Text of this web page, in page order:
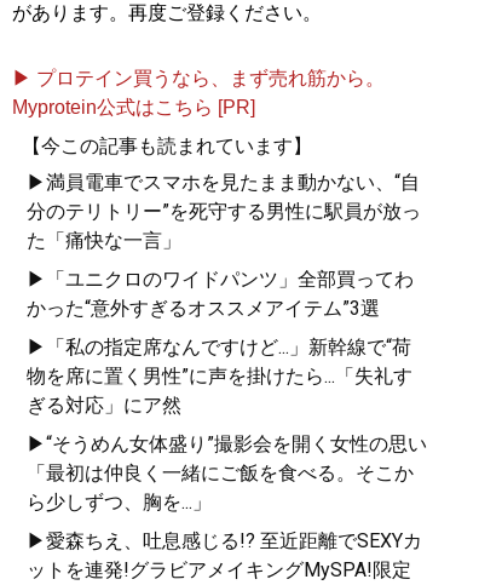
があります。再度ご登録ください。
▶ プロテイン買うなら、まず売れ筋から。
Myprotein公式はこちら [PR]
【今この記事も読まれています】
▶満員電車でスマホを見たまま動かない、“自
分のテリトリー”を死守する男性に駅員が放っ
た「痛快な一言」
▶「ユニクロのワイドパンツ」全部買ってわ
かった“意外すぎるオススメアイテム”3選
▶「私の指定席なんですけど...」新幹線で“荷
物を席に置く男性”に声を掛けたら...「失礼す
ぎる対応」にア然
▶“そうめん女体盛り”撮影会を開く女性の思い
「最初は仲良く一緒にご飯を食べる。そこか
ら少しずつ、胸を...」
▶愛森ちえ、吐息感じる!? 至近距離でSEXYカ
ットを連発!グラビアメイキングMySPA!限定